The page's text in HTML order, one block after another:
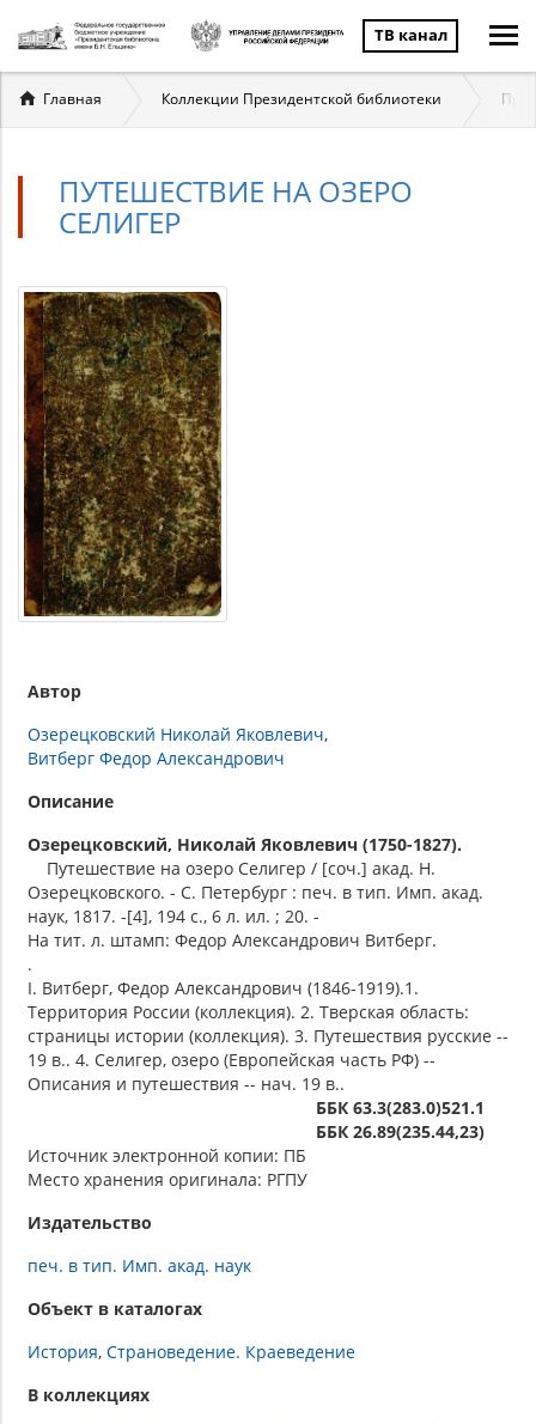
ТВ канал
Вы
здесь
Главная Коллекции Президентской библиотеки
ПУТЕШЕСТВИЕ НА ОЗЕРО
СЕЛИГЕР
Автор
Озерецковский Николай Яковлевич
Витберг Федор Александрович
Описание
Озерецковский, Николай Яковлевич (1750-1827).
Путешествие на озеро Селигер / [соч.] акад. Н.
Озерецковского. - С. Петербург : печ. в тип. Имп. акад.
наук, 1817. -[4], 194 с., 6 л. ил. ; 20. -
На тит. л. штамп: Федор Александрович Витберг.
.
I. Витберг, Федор Александрович (1846-1919).1.
Территория России (коллекция). 2. Тверская область:
страницы истории (коллекция). 3. Путешествия русские --
19 в.. 4. Селигер, озеро (Европейская часть РФ) --
Описания и путешествия -- нач. 19 в..
ББК 63.3(283.0)521.1
ББК 26.89(235.44,23)
Источник электронной копии: ПБ
Место хранения оригинала: РГПУ
Издательство
печ. в тип. Имп. акад. наук
Объект в каталогах
История Страноведение. Краеведение
В коллекциях